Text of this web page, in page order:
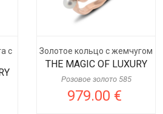
с
Золотое кольцо с жемчугом
THE MAGIC OF LUXURY
Розовое золото 585
979.00 €